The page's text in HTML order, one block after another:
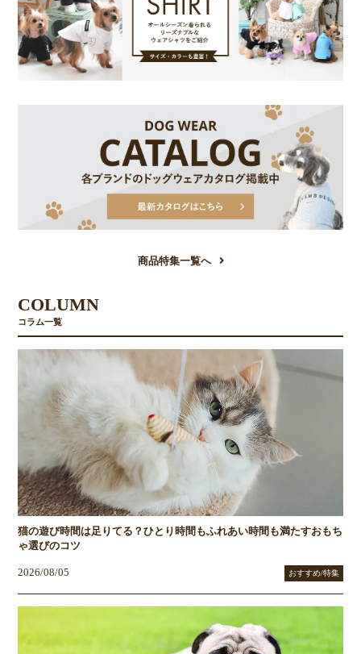
商品特集一覧へ
COLUMN
コラム一覧
猫の遊び時間は足りてる？ひとり時間もふれあい時間も満たすおもち
ゃ選びのコツ
2026/08/05 おすすめ/特集